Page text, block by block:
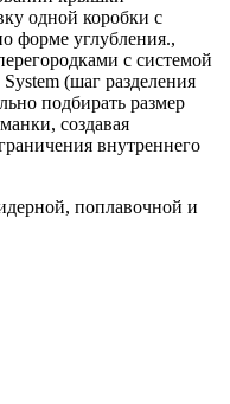
одной коробки с
форме углубления.,
с системой
(шаг разделения
подбирать размер
создавая
внутреннего
поплавочной и